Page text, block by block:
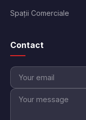
Spații Comerciale
Contact